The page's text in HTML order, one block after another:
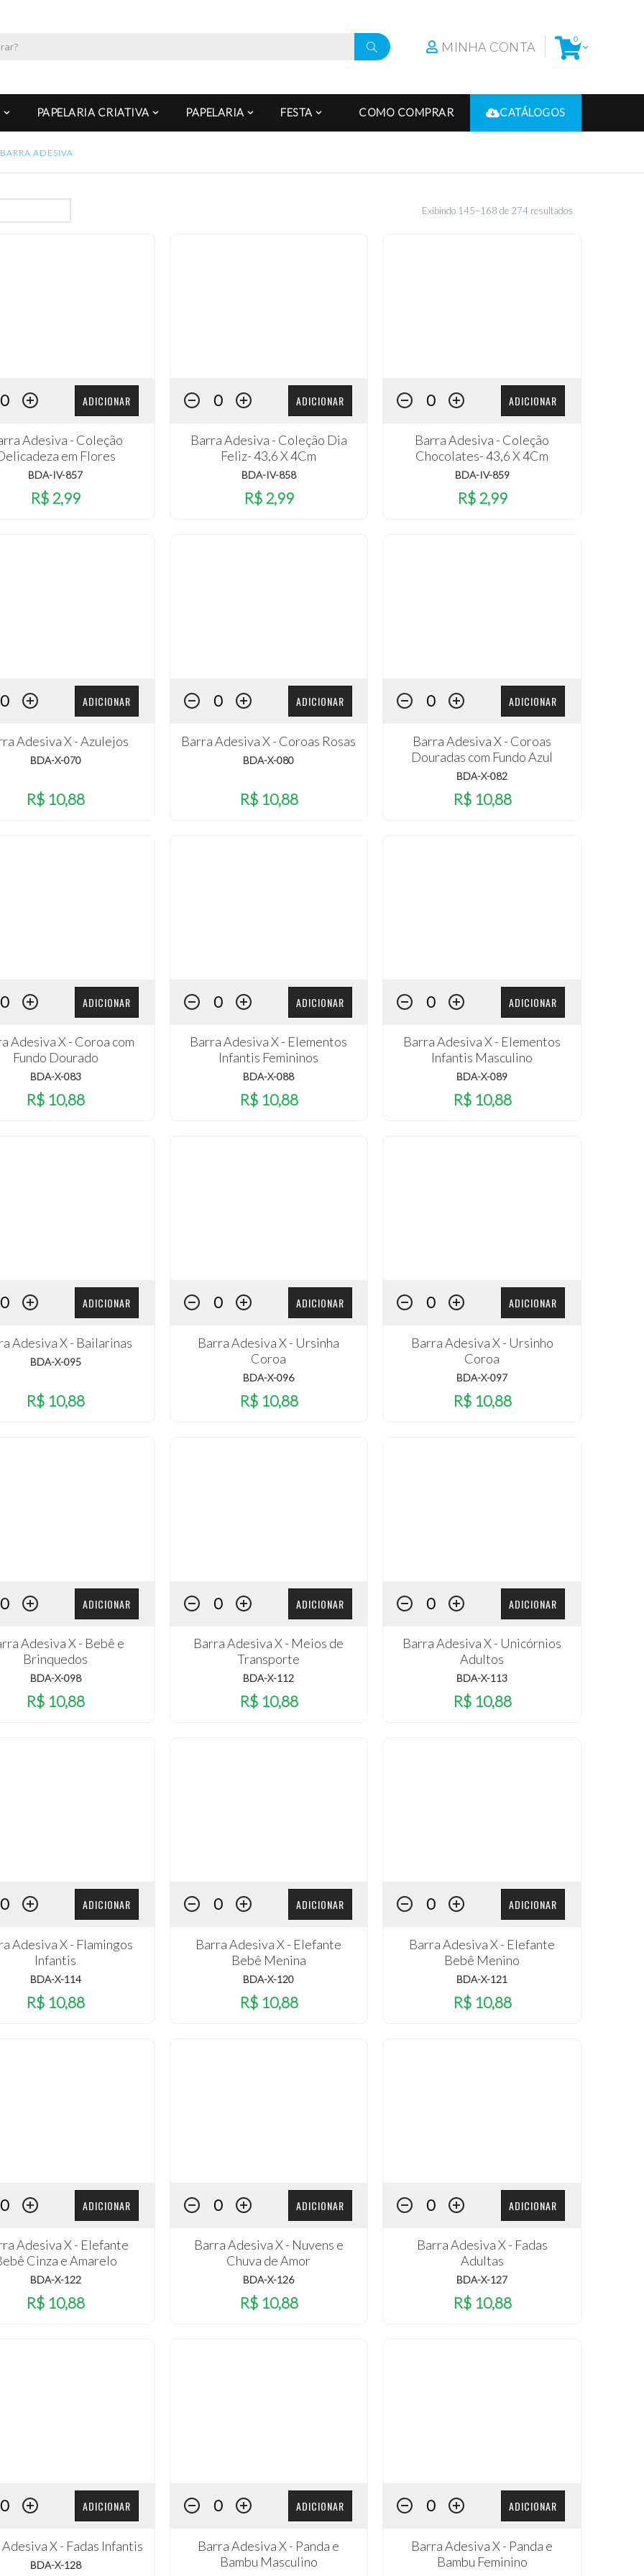
MINHA CONTA 0
PAPELARIA CRIATIVA PAPELARIA FESTA COMO COMPRAR CATÁLOGOS
BARRA ADESIVA
Exibindo 145–168 de 274 resultados
ADICIONAR
Adesiva - Coleção
em Flores
BDA-IV-857
R$ 2,99
ADICIONAR
Barra Adesiva - Coleção Dia
Feliz- 43,6 X 4Cm
BDA-IV-858
R$ 2,99
ADICIONAR
Barra Adesiva - Coleção
Chocolates- 43,6 X 4Cm
BDA-IV-859
R$ 2,99
ADICIONAR
Adesiva X - Azulejos
BDA-X-070
R$ 10,88
ADICIONAR
Barra Adesiva X - Coroas Rosas
BDA-X-080
R$ 10,88
ADICIONAR
Barra Adesiva X - Coroas
Douradas com Fundo Azul
BDA-X-082
R$ 10,88
ADICIONAR
Adesiva X - Coroa com
Fundo Dourado
BDA-X-083
R$ 10,88
ADICIONAR
Barra Adesiva X - Elementos
Infantis Femininos
BDA-X-088
R$ 10,88
ADICIONAR
Barra Adesiva X - Elementos
Infantis Masculino
BDA-X-089
R$ 10,88
ADICIONAR
Adesiva X - Bailarinas
BDA-X-095
R$ 10,88
ADICIONAR
Barra Adesiva X - Ursinha
Coroa
BDA-X-096
R$ 10,88
ADICIONAR
Barra Adesiva X - Ursinho
Coroa
BDA-X-097
R$ 10,88
ADICIONAR
Adesiva X - Bebê e
Brinquedos
BDA-X-098
R$ 10,88
ADICIONAR
Barra Adesiva X - Meios de
Transporte
BDA-X-112
R$ 10,88
ADICIONAR
Barra Adesiva X - Unicórnios
Adultos
BDA-X-113
R$ 10,88
ADICIONAR
Adesiva X - Flamingos
Infantis
BDA-X-114
R$ 10,88
ADICIONAR
Barra Adesiva X - Elefante
Bebê Menina
BDA-X-120
R$ 10,88
ADICIONAR
Barra Adesiva X - Elefante
Bebê Menino
BDA-X-121
R$ 10,88
ADICIONAR
Adesiva X - Elefante
Cinza e Amarelo
BDA-X-122
R$ 10,88
ADICIONAR
Barra Adesiva X - Nuvens e
Chuva de Amor
BDA-X-126
R$ 10,88
ADICIONAR
Barra Adesiva X - Fadas
Adultas
BDA-X-127
R$ 10,88
ADICIONAR
X - Fadas Infantis
BDA-X-128
ADICIONAR
Barra Adesiva X - Panda e
Bambu Masculino
ADICIONAR
Barra Adesiva X - Panda e
Bambu Feminino